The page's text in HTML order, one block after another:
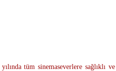
yılında tüm sinemaseverlere sağlıklı